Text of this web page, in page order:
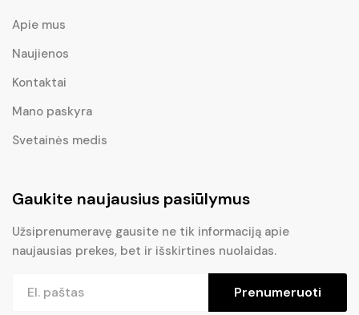
Apie mus
Naujienos
Kontaktai
Mano paskyra
Svetainės medis
Gaukite naujausius pasiūlymus
Užsiprenumeravę gausite ne tik informaciją apie
naujausias prekes, bet ir išskirtines nuolaidas.
Prenumeruoti